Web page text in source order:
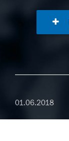
01.06.2018